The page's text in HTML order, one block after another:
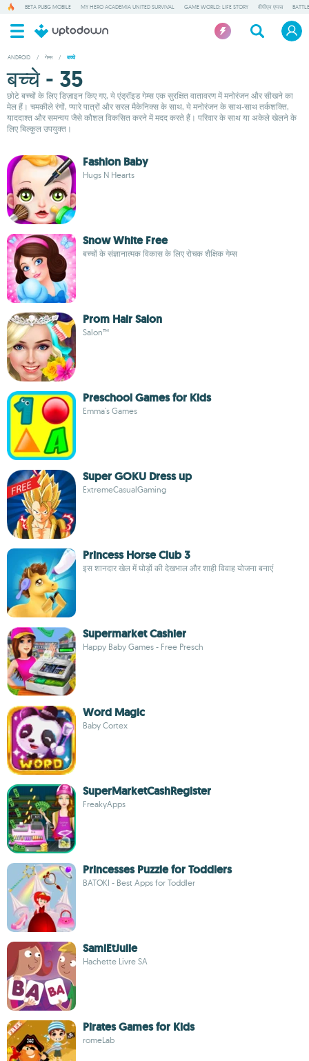
BETA PUBG MOBILE MY HERO ACADEMIA UNITED SURVIVAL GAME WORLD: LIFE STORY वीपीएन एप्पस
ANDROID / गेम्स / बच्चे
बच्चे - 35
छोटे बच्चों के लिए डिज़ाइन किए गए, ये एंड्रॉइड गेम्स एक सुरक्षित वातावरण में मनोरंजन और सीखने का
मेल हैं। चमकीले रंगों, प्यारे पात्रों और सरल मैकेनिक्स के साथ, ये मनोरंजन के साथ-साथ तर्कशक्ति,
याददाश्त और समन्वय जैसे कौशल विकसित करने में मदद करते हैं। परिवार के साथ या अकेले खेलने के
लिए बिल्कुल उपयुक्त।
Fashion Baby
Hugs N Hearts
Snow White Free
बच्चों के संज्ञानात्मक विकास के लिए रोचक शैक्षिक गेम्स
Prom Hair Salon
Salon™
Preschool Games for Kids
Emma's Games
Super GOKU Dress up
ExtremeCasualGaming
Princess Horse Club 3
इस शानदार खेल में घोड़ों की देखभाल और शाही विवाह योजना बनाएं
Supermarket Cashier
Happy Baby Games - Free Presch
Word Magic
Baby Cortex
SuperMarketCashRegister
FreakyApps
Princesses Puzzle for Toddlers
BATOKI - Best Apps for Toddler
SamiEtJulie
Hachette Livre SA
Pirates Games for Kids
romeLab